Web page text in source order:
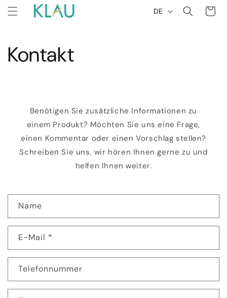
Direkt
zum
Inhalt
DE
Kontakt
Benötigen Sie zusätzliche Informationen zu
einem Produkt? Möchten Sie uns eine Frage,
einen Kommentar oder einen Vorschlag stellen?
Schreiben Sie uns, wir hören Ihnen gerne zu und
helfen Ihnen weiter.
n
a
t
f
Name
E-Mail *
Telefonnummer